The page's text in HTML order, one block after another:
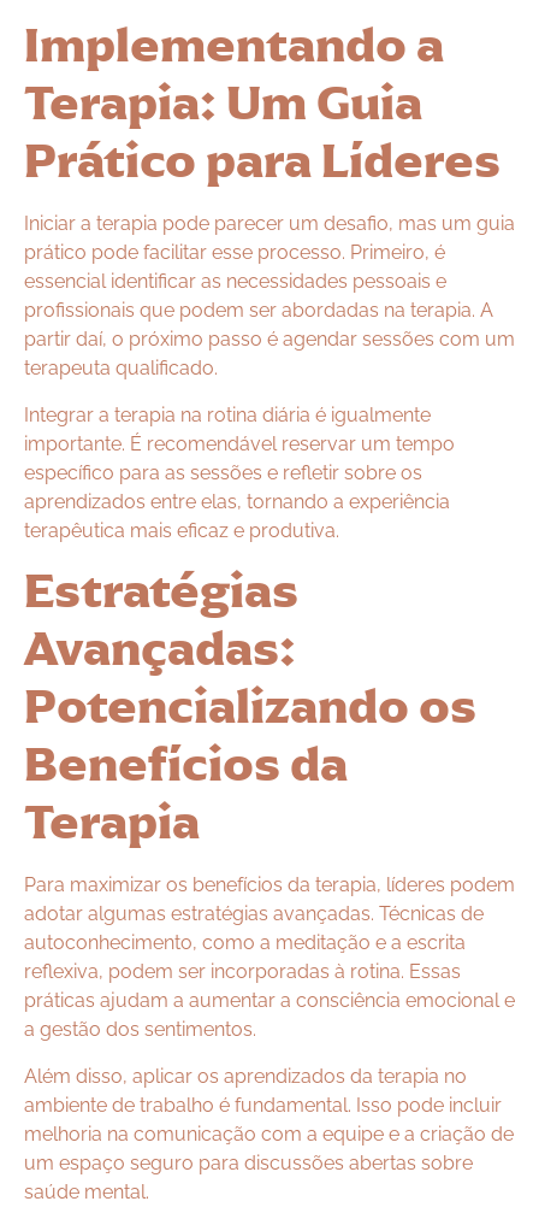
Implementando a
Terapia: Um Guia
Prático para Líderes
Iniciar a terapia pode parecer um desafio, mas um guia
prático pode facilitar esse processo. Primeiro, é
essencial identificar as necessidades pessoais e
profissionais que podem ser abordadas na terapia. A
partir daí, o próximo passo é agendar sessões com um
terapeuta qualificado.
Integrar a terapia na rotina diária é igualmente
importante. É recomendável reservar um tempo
específico para as sessões e refletir sobre os
aprendizados entre elas, tornando a experiência
terapêutica mais eficaz e produtiva.
Estratégias
Avançadas:
Potencializando os
Benefícios da
Terapia
Para maximizar os benefícios da terapia, líderes podem
adotar algumas estratégias avançadas. Técnicas de
autoconhecimento, como a meditação e a escrita
reflexiva, podem ser incorporadas à rotina. Essas
práticas ajudam a aumentar a consciência emocional e
a gestão dos sentimentos.
Além disso, aplicar os aprendizados da terapia no
ambiente de trabalho é fundamental. Isso pode incluir
melhoria na comunicação com a equipe e a criação de
um espaço seguro para discussões abertas sobre
saúde mental.